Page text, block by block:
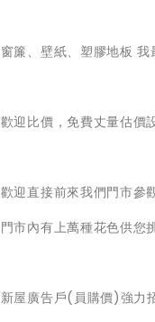
窗簾、壁紙、塑膠地板 我
歡迎比價，免費丈量估價
歡迎直接前來我們門市參
門市內有上萬種花色供您
新屋廣告戶(員購價)強力